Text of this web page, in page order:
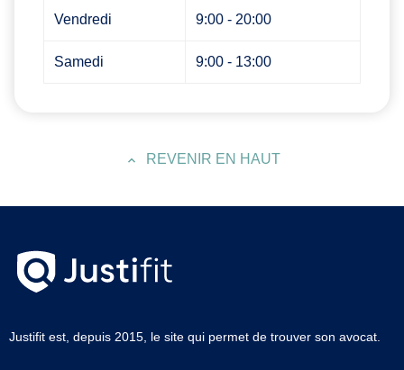
Vendredi 9:00 - 20:00
Samedi 9:00 - 13:00
REVENIR EN HAUT
Justifit est, depuis 2015, le site qui permet de trouver son avocat.